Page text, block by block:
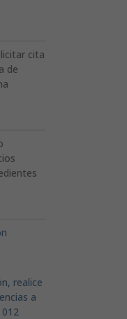
cita
de
realice
a